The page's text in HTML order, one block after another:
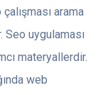
arama
Seo uygulaması
materyallerdir.
web